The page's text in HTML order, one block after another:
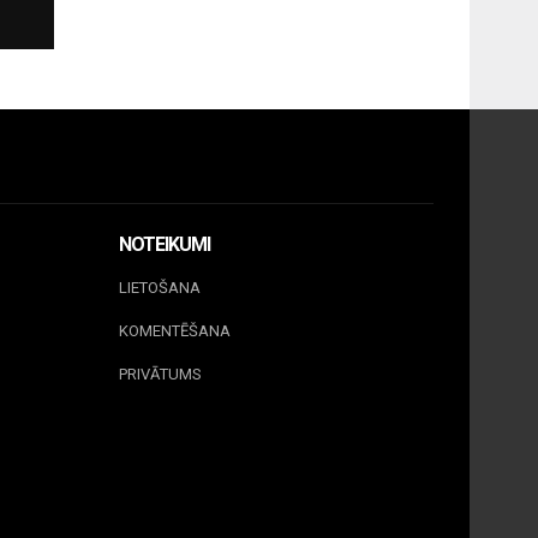
NOTEIKUMI
LIETOŠANA
KOMENTĒŠANA
PRIVĀTUMS